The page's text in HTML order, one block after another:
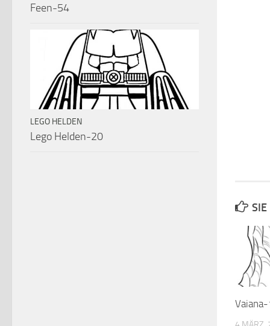
SIE
Feen-54
LEGO HELDEN
Lego Helden-20